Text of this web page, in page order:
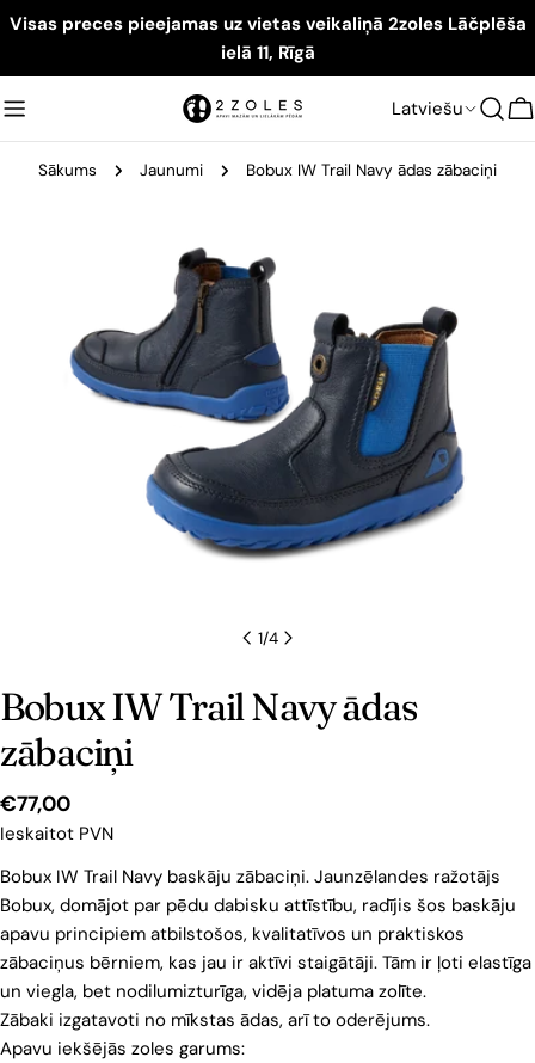
Visas preces pieejamas uz vietas veikaliņā 2zoles Lāčplēša
ielā 11, Rīgā
Latviešu
Sākums Jaunumi Bobux IW Trail Navy ādas zābaciņi
1/4
Bobux IW Trail Navy ādas
zābaciņi
Cena
€77,00
Ieskaitot PVN
Bobux IW Trail Navy baskāju zābaciņi. Jaunzēlandes ražotājs
Bobux, domājot par pēdu dabisku attīstību, radījis šos baskāju
apavu principiem atbilstošos, kvalitatīvos un praktiskos
zābaciņus bērniem, kas jau ir aktīvi staigātāji. Tām ir ļoti elastīga
un viegla, bet nodilumizturīga, vidēja platuma zolīte.
Zābaki izgatavoti no mīkstas ādas, arī to oderējums.
Apavu iekšējās zoles garums: